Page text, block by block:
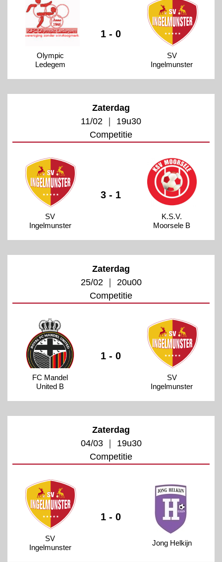
Olympic
Ledegem
1 - 0
SV
Ingelmunster
Zaterdag
11/02 ｜ 19u30
Competitie
SV
Ingelmunster
3 - 1
K.S.V.
Moorsele B
Zaterdag
25/02 ｜ 20u00
Competitie
FC Mandel
United B
1 - 0
SV
Ingelmunster
Zaterdag
04/03 ｜ 19u30
Competitie
SV
Ingelmunster
1 - 0
Jong Helkijn